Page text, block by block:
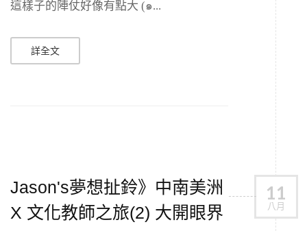
這樣子的陣仗好像有點大 (๑...
詳全文
11
八月
Jason's夢想扯鈴》中南美洲
X 文化教師之旅(2) 大開眼界